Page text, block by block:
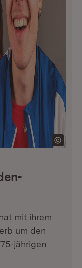
mit ihrem
um den
jährigen